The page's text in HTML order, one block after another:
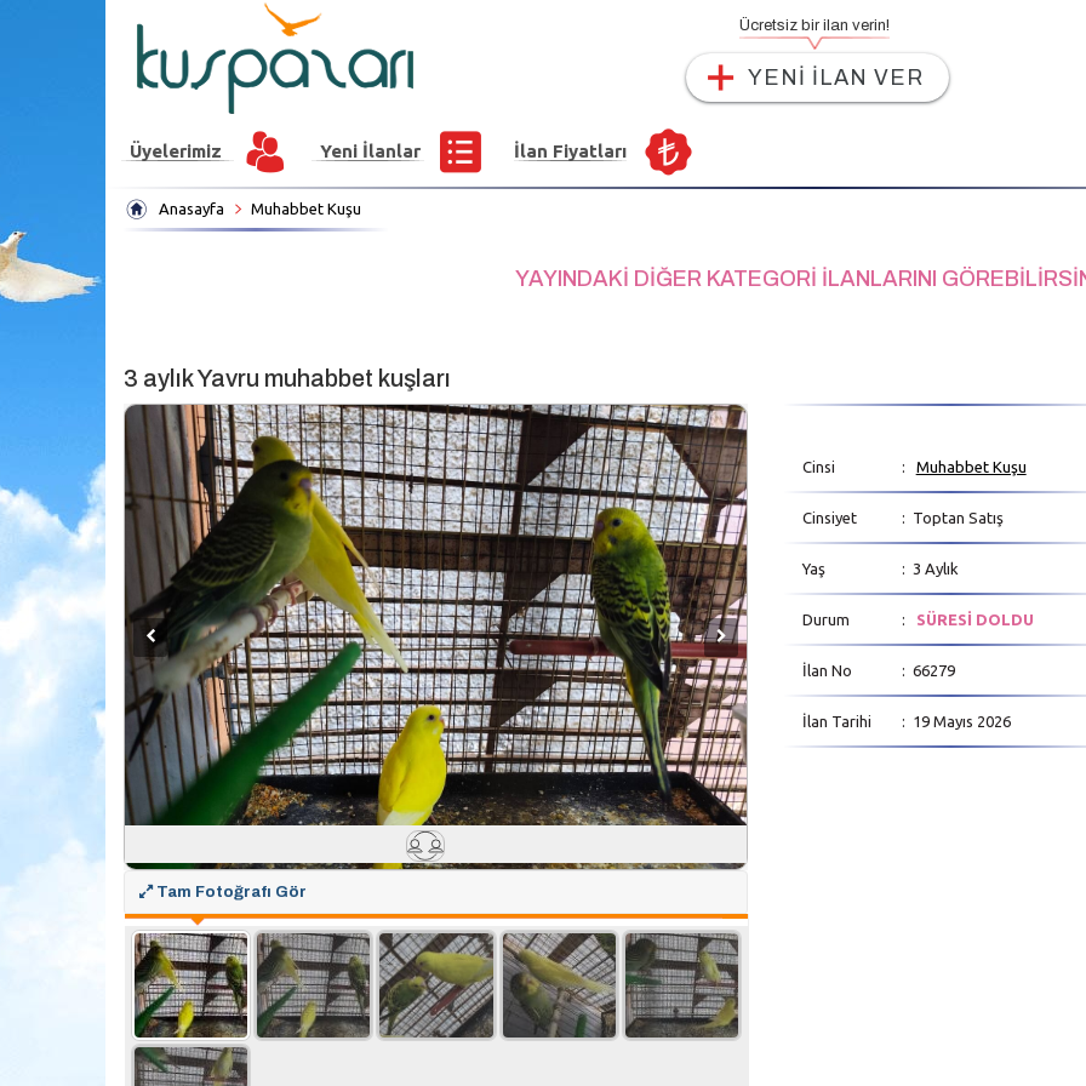
Ücretsiz bir ilan verin!
YENİ İLAN VER
Üyelerimiz Yeni İlanlar İlan Fiyatları
Anasayfa Muhabbet Kuşu
YAYINDAKİ DİĞER KATEGORİ İLANLARINI
3 aylık Yavru muhabbet kuşları
Tam Fotoğrafı Gör
Cinsi : Muhabbet Kuşu
Cinsiyet : Toptan Satış
Yaş : 3 Aylık
Durum : SÜRESİ DOLDU
İlan No : 66279
İlan Tarihi : 19 Mayıs 2026